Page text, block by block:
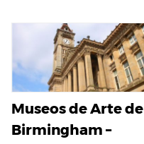
Museos de Arte de
Birmingham –